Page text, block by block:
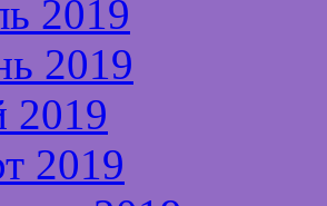
2019
2019
2019
2019